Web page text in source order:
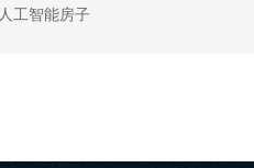
人工智能房子